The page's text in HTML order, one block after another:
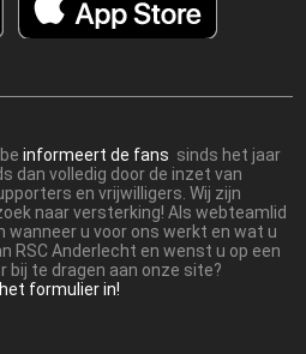
informeert de fans sinds het jaar
dan volledig door de inzet van
en vrijwilligers. Wij zijn
naar versterking! Als webteamlid
wanneer u voor ons werkt en wat u
RSC Anderlecht en wenst u op een
bij te dragen aan onze site?
formulier in!